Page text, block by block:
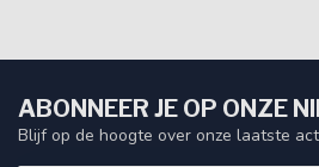
ABONNEER JE OP ONZE
Blijf op de hoogte over onze laatste